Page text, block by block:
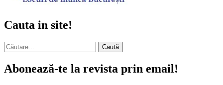
Cauta in site!
Caută
după:
Abonează-te la revista prin email!